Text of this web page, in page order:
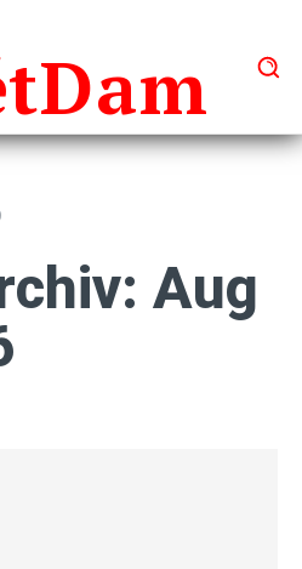
Dam
Aug